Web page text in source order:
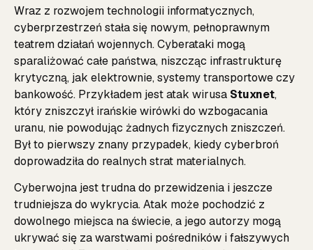
Wraz z rozwojem technologii informatycznych,
cyberprzestrzeń stała się nowym, pełnoprawnym
teatrem działań wojennych. Cyberataki mogą
sparaliżować całe państwa, niszcząc infrastrukturę
krytyczną, jak elektrownie, systemy transportowe czy
bankowość. Przykładem jest atak wirusa Stuxnet,
który zniszczył irańskie wirówki do wzbogacania
uranu, nie powodując żadnych fizycznych zniszczeń.
Był to pierwszy znany przypadek, kiedy cyberbroń
doprowadziła do realnych strat materialnych.
Cyberwojna jest trudna do przewidzenia i jeszcze
trudniejsza do wykrycia. Atak może pochodzić z
dowolnego miejsca na świecie, a jego autorzy mogą
ukrywać się za warstwami pośredników i fałszywych